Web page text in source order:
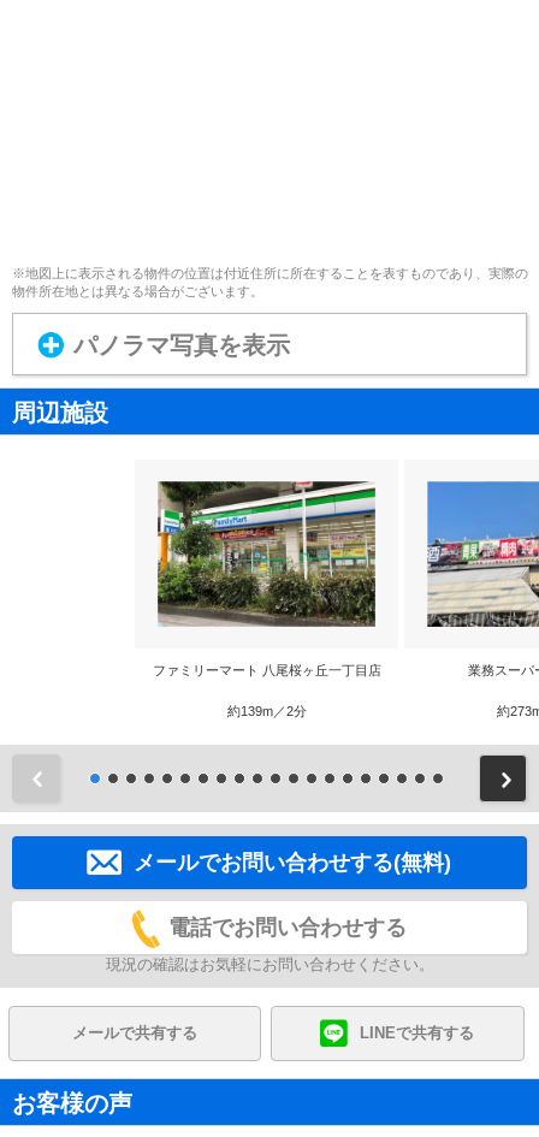
※地図上に表示される物件の位置は付近住所に所在することを表すものであり、実際の
物件所在地とは異なる場合がございます。
パノラマ写真を表示
周辺施設
ファミリーマート 八尾桜ヶ丘一丁目店
約139m／2分
業務スーパ
約
メールでお問い合わせする(無料)
電話でお問い合わせする
現況の確認はお気軽にお問い合わせください。
メールで共有する LINEで共有する
お客様の声